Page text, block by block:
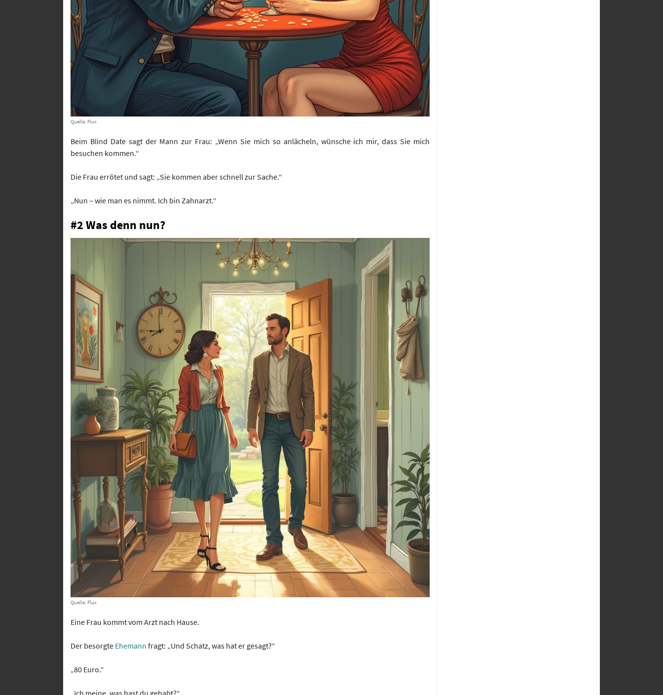
Quelle: Flux
Beim Blind Date sagt der Mann zur Frau: „Wenn Sie mich so anlächeln, wünsche ich mir, dass Sie mich
besuchen kommen.“
Die Frau errötet und sagt: „Sie kommen aber schnell zur Sache.“
„Nun – wie man es nimmt. Ich bin Zahnarzt.“
#2 Was denn nun?
Quelle: Flux
Eine Frau kommt vom Arzt nach Hause.
Der besorgte Ehemann fragt: „Und Schatz, was hat er gesagt?“
„80 Euro.“
„Ich meine, was hast du gehabt?“